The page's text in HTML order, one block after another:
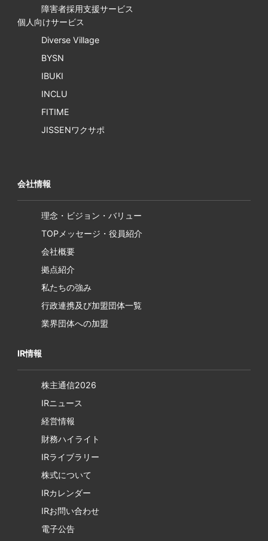
障害者採用支援サービス
個人向けサービス
Diverse Village
BYSN
IBUKI
INCLU
FITIME
JISSENワクサポ
会社情報
理念・ビジョン・バリュー
TOPメッセージ・役員紹介
会社概要
拠点紹介
私たちの強み
行政連携及び加盟団体一覧
業界団体への加盟
IR情報
株主通信2026
IRニュース
経営情報
財務ハイライト
IRライブラリー
株式について
IRカレンダー
IRお問い合わせ
電子公告